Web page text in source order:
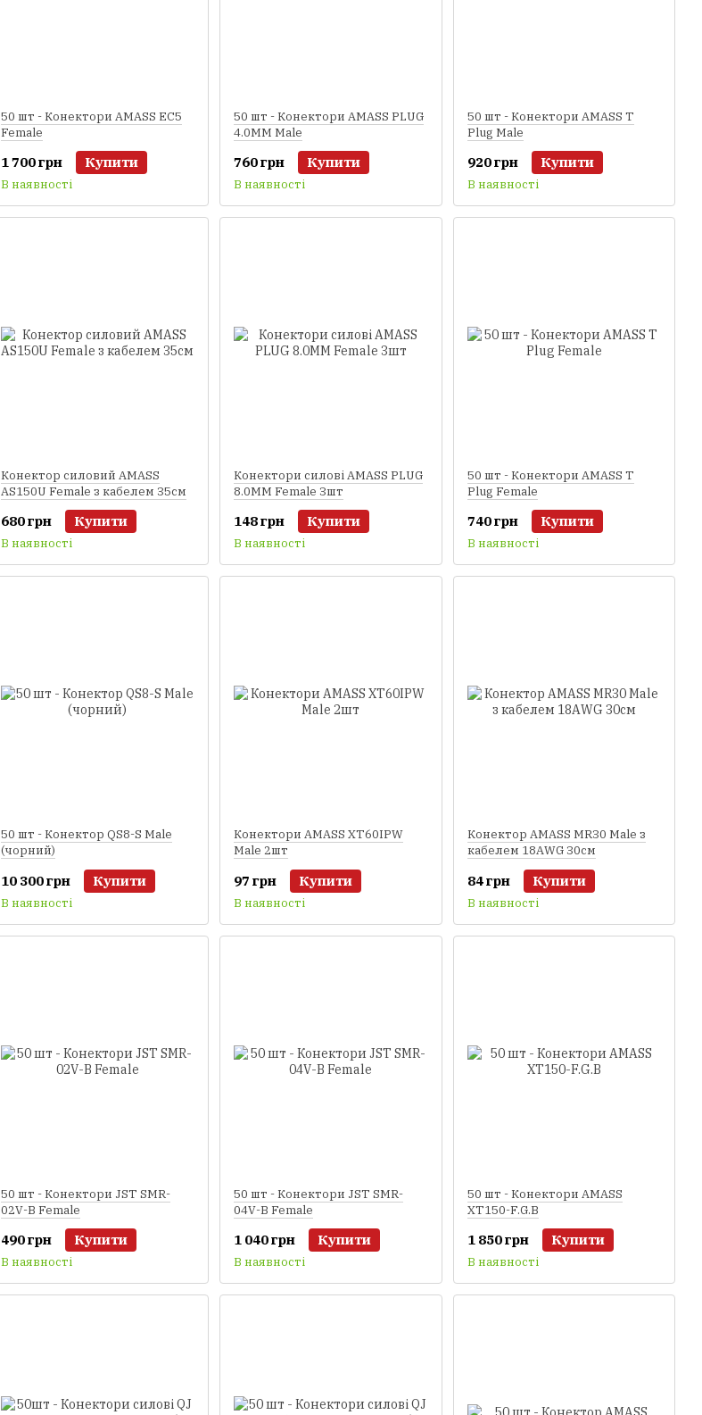
50 шт - Конектори AMASS EC5
Female
1 700 грн Купити
В наявності
50 шт - Конектори AMASS PLUG
4.0MM Male
760 грн Купити
В наявності
50 шт - Конектори AMASS T
Plug Male
920 грн Купити
В наявності
Конектор силовий AMASS
AS150U Female з кабелем 35см
680 грн Купити
В наявності
Конектори силові AMASS PLUG
8.0MM Female 3шт
148 грн Купити
В наявності
50 шт - Конектори AMASS T
Plug Female
740 грн Купити
В наявності
50 шт - Конектор QS8-S Male
(чорний)
10 300 грн Купити
В наявності
Конектори AMASS XT60IPW
Male 2шт
97 грн Купити
В наявності
Конектор AMASS MR30 Male з
кабелем 18AWG 30см
84 грн Купити
В наявності
50 шт - Конектори JST SMR-
02V-B Female
490 грн Купити
В наявності
50 шт - Конектори JST SMR-
04V-B Female
1 040 грн Купити
В наявності
50 шт - Конектори AMASS
XT150-F.G.B
1 850 грн Купити
В наявності